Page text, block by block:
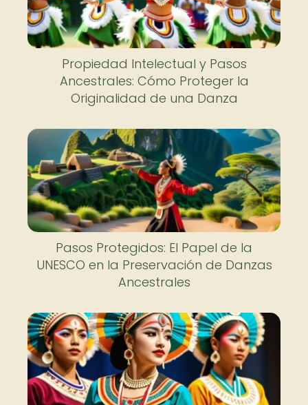
Propiedad Intelectual y Pasos
Ancestrales: Cómo Proteger la
Originalidad de una Danza
Pasos Protegidos: El Papel de la
UNESCO en la Preservación de Danzas
Ancestrales